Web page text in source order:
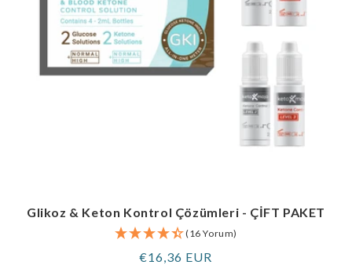
Glikoz & Keton Kontrol Çözümleri - ÇİFT PAKET
(16 Yorum)
Normal
€16,36 EUR